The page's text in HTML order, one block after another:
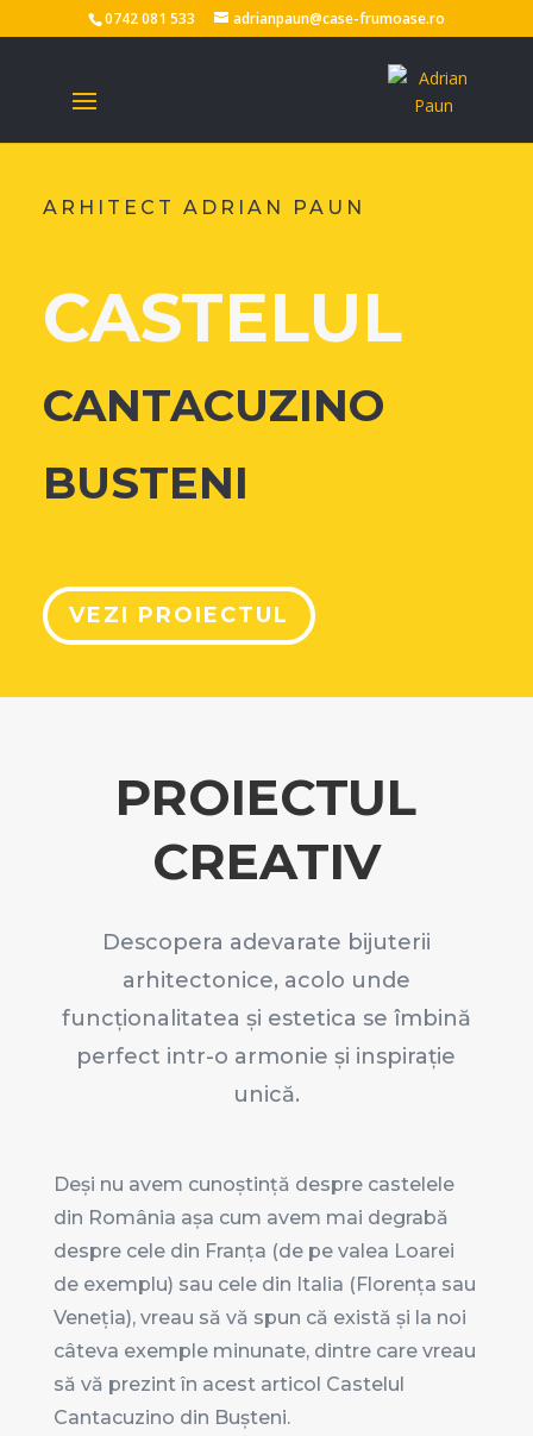
0742 081 533 adrianpaun@case-frumoase.ro
ARHITECT ADRIAN PAUN
CASTELUL
CANTACUZINO
BUSTENI
VEZI PROIECTUL
PROIECTUL
CREATIV
Descopera adevarate bijuterii
arhitectonice, acolo unde
funcționalitatea și estetica se îmbină
perfect intr-o armonie și inspirație
unică.
Deși nu avem cunoștință despre castelele
din România așa cum avem mai degrabă
despre cele din Franța (de pe valea Loarei
de exemplu) sau cele din Italia (Florența sau
Veneția), vreau să vă spun că există și la noi
câteva exemple minunate, dintre care vreau
să vă prezint în acest articol Castelul
Cantacuzino din Bușteni.